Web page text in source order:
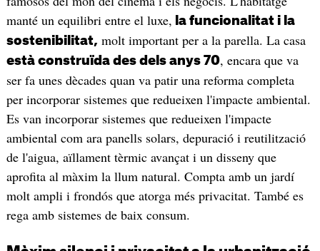
manté un equilibri entre el luxe,
la funcionalitat i la
sostenibilitat, molt important per a la parella. La casa
està construïda des dels anys 70, encara que va
ser fa unes dècades quan va patir una reforma completa
per incorporar sistemes que redueixen l'impacte ambiental.
Es van incorporar sistemes que redueixen l'impacte
ambiental com ara panells solars, depuració i reutilització
de l'aigua, aïllament tèrmic avançat i un disseny que
aprofita al màxim la llum natural. Compta amb un jardí
molt ampli i frondós que atorga més privacitat. També es
rega amb sistemes de baix consum.